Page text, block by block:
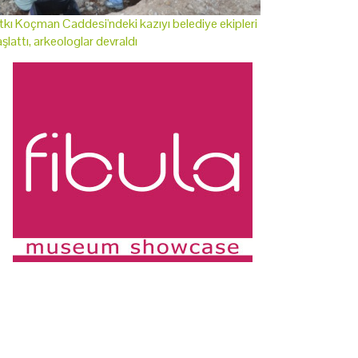
Koçman Caddesi'ndeki kazıyı belediye ekipleri
arkeologlar devraldı